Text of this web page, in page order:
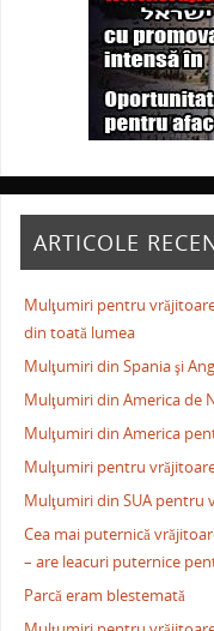
ARTICOLE
Mulţumiri pentru
din toată lumea
Mulţumiri din Spania şi
Mulţumiri din America de
Mulţumiri din America
Mulţumiri pentru
Mulţumiri din SUA pentru
Cea mai puternică
– are leacuri puternice
Parcă eram blestemată